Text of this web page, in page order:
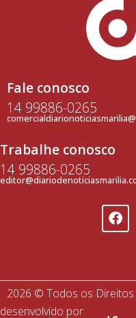
Fale conosco
14 99886-0265
Trabalhe conosco
14 99886-0265
2026 © Todos os Direitos
desenvolvido por